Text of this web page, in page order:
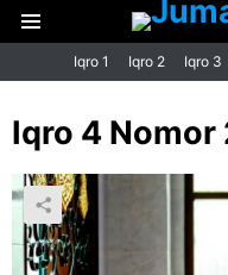
Menu
Iqro 1 Iqro 2 Iqro 3
Iqro 4 Nomor